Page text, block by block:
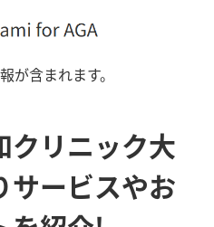
が含まれます。
クリニック大
サービスやお